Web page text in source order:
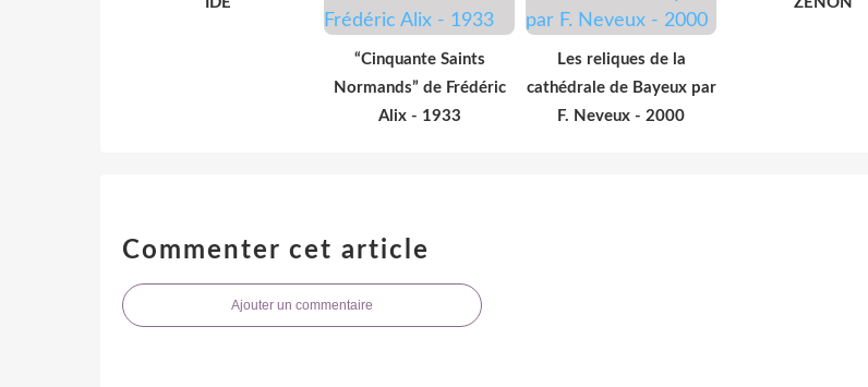
“Cinquante Saints
Normands” de Frédéric
Alix - 1933
Les reliques de la
cathédrale de Bayeux par
F. Neveux - 2000
Commenter cet article
Ajouter un commentaire